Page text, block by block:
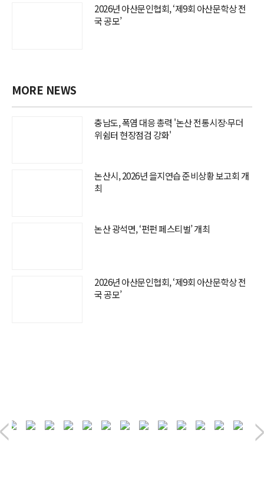
2026년 아산문인협회, ‘제9회 아산문학상 전
국 공모’
MORE NEWS
충남도, 폭염 대응 총력 '논산 전통시장·무더
위쉼터 현장점검 강화'
논산시, 2026년 을지연습 준비상황 보고회 개
최
논산 광석면, ‘펀펀 페스티벌’ 개최
2026년 아산문인협회, ‘제9회 아산문학상 전
국 공모’